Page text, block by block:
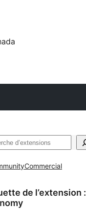
Commercial
de l’extension :